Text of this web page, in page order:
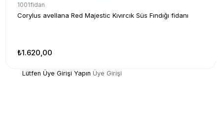
1001fidan
Corylus avellana Red Majestic Kıvırcık Süs Fındığı fidanı
₺1.620,00
Lütfen Üye Girişi Yapın Üye Girişi